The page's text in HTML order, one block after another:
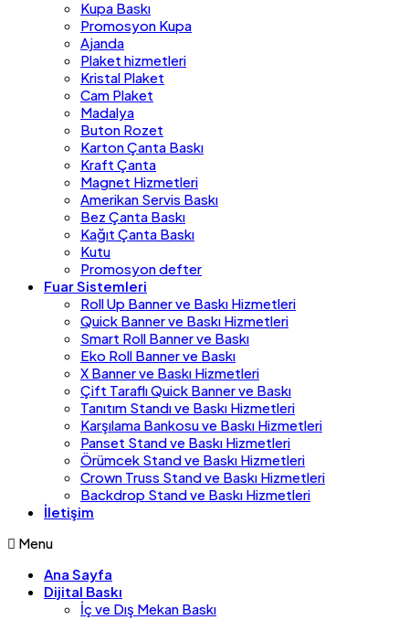
Kupa Baskı
Promosyon Kupa
Ajanda
Plaket hizmetleri
Kristal Plaket
Cam Plaket
Madalya
Buton Rozet
Karton Çanta Baskı
Kraft Çanta
Magnet Hizmetleri
Amerikan Servis Baskı
Bez Çanta Baskı
Kağıt Çanta Baskı
Kutu
Promosyon defter
Fuar Sistemleri
Roll Up Banner ve Baskı Hizmetleri
Quick Banner ve Baskı Hizmetleri
Smart Roll Banner ve Baskı
Eko Roll Banner ve Baskı
X Banner ve Baskı Hizmetleri
Çift Taraflı Quick Banner ve Baskı
Tanıtım Standı ve Baskı Hizmetleri
Karşılama Bankosu ve Baskı Hizmetleri
Panset Stand ve Baskı Hizmetleri
Örümcek Stand ve Baskı Hizmetleri
Crown Truss Stand ve Baskı Hizmetleri
Backdrop Stand ve Baskı Hizmetleri
İletişim
Menu
Ana Sayfa
Dijital Baskı
İç ve Dış Mekan Baskı